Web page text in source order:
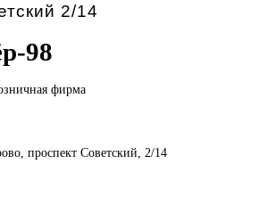
2/14
98
фирма
проспект Советский, 2/14